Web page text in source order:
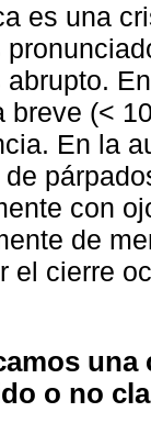
es una
breve (<
En la
con
de
el cierre
una
o no